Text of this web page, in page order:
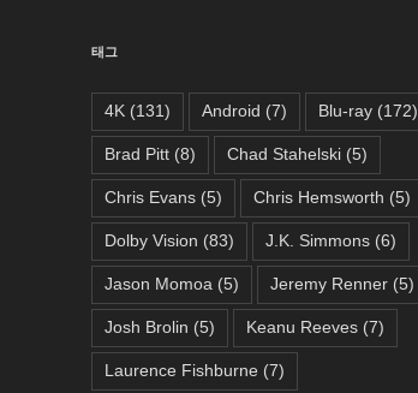
태그
4K(131) Android (7) Blu-ray(172)
Brad Pitt(8) Chad Stahelski(5)
Chris Evans(5) Chris Hemsworth (5)
Dolby Vision (83) J.K. Simmons(6)
Jason Momoa (5) Jeremy Renner(5)
Josh Brolin (5) Keanu Reeves(7)
Laurence Fishburne (7)